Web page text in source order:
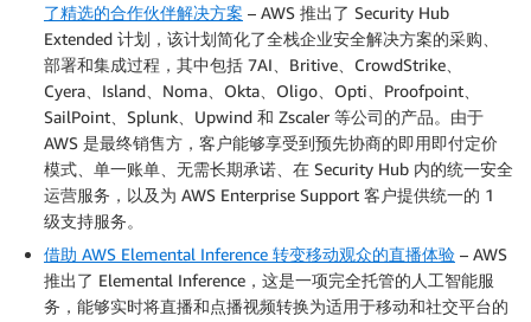
了精选的合作伙伴解决方案 – AWS 推出了 Security Hub
Extended 计划，该计划简化了全栈企业安全解决方案的采购、
部署和集成过程，其中包括 7AI、Britive、CrowdStrike、
Cyera、Island、Noma、Okta、Oligo、Opti、Proofpoint、
SailPoint、Splunk、Upwind 和 Zscaler 等公司的产品。由于
AWS 是最终销售方，客户能够享受到预先协商的即用即付定价
模式、单一账单、无需长期承诺、在 Security Hub 内的统一安全
运营服务，以及为 AWS Enterprise Support 客户提供统一的 1
级支持服务。
借助 AWS Elemental Inference 转变移动观众的直播体验 – AWS
推出了 Elemental Inference，这是一项完全托管的人工智能服
务，能够实时将直播和点播视频转换为适用于移动和社交平台的